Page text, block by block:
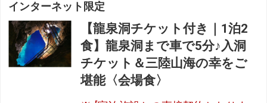
インターネット限定
【龍泉洞チケット付き｜1泊2
食】龍泉洞まで車で5分♪入洞
チケット＆三陸山海の幸をご
堪能〈会場食〉